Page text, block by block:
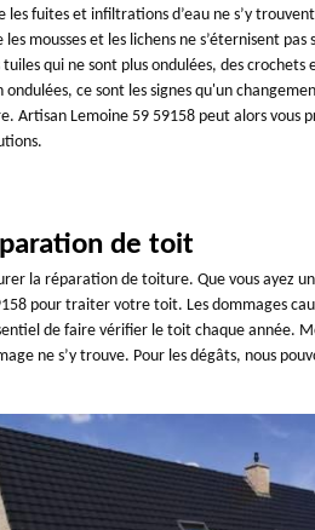
les fuites et infiltrations d’eau ne s’y
les mousses et les lichens ne s’éternisent pas
tuiles qui ne sont plus ondulées, des crochets
ondulées, ce sont les signes qu'un
Artisan Lemoine 59 59158 peut alors vous
de toit
la réparation de toiture. Que vous ayez
pour traiter votre toit. Les dommages
de faire vérifier le toit chaque année.
ne s’y trouve. Pour les dégâts, nous